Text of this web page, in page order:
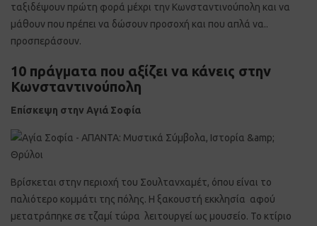
ταξιδέψουν πρώτη φορά μέχρι την Κωνσταντινούπολη και να
μάθουν που πρέπει να δώσουν προσοχή και που απλά να..
προσπεράσουν.
10 πράγματα που αξίζει να κάνεις στην
Κωνσταντινούπολη
Επίσκεψη στην Αγιά Σοφία
Βρίσκεται στην περιοχή του Σουλτανχαμέτ, όπου είναι το
παλιότερο κομμάτι της πόλης. Η ξακουστή εκκλησία αφού
μετατράπηκε σε τζαμί τώρα λειτουργεί ως μουσείο. Το κτίριο